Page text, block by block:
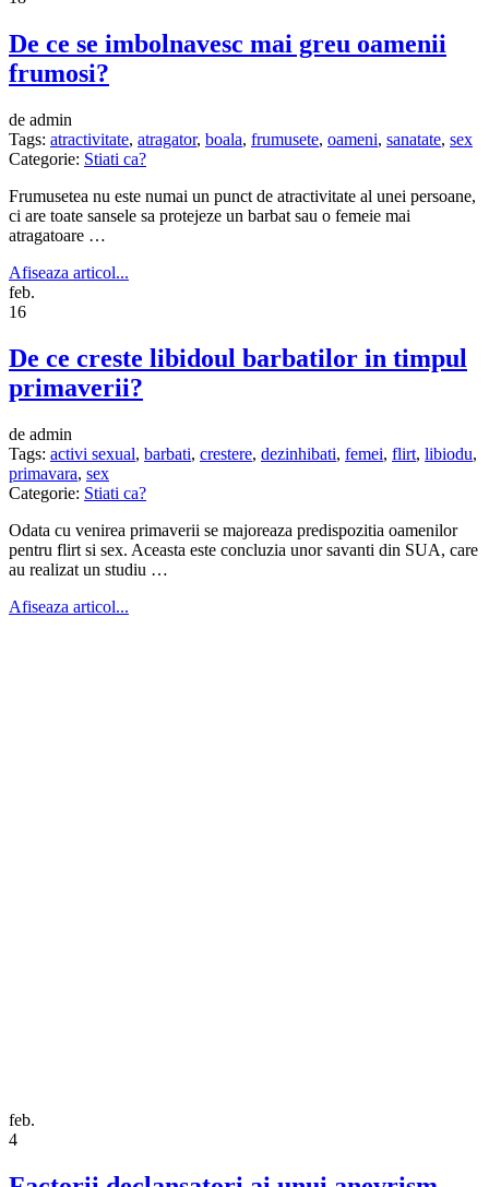
De ce se imbolnavesc mai greu oamenii
frumosi?
de admin
Tags: atractivitate, atragator, boala, frumusete, oameni, sanatate, sex
Categorie: Stiati ca?
Frumusetea nu este numai un punct de atractivitate al unei persoane,
ci are toate sansele sa protejeze un barbat sau o femeie mai
atragatoare …
Afiseaza articol...
feb.
16
De ce creste libidoul barbatilor in timpul
primaverii?
de admin
Tags: activi sexual, barbati, crestere, dezinhibati, femei, flirt, libiodu,
primavara, sex
Categorie: Stiati ca?
Odata cu venirea primaverii se majoreaza predispozitia oamenilor
pentru flirt si sex. Aceasta este concluzia unor savanti din SUA, care
au realizat un studiu …
Afiseaza articol...
feb.
4